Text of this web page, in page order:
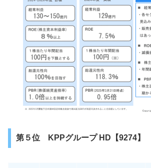
第５位 KPPグループ HD【9274】